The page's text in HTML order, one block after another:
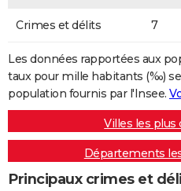
Crimes et délits 7
Les données rapportées aux
taux pour mille habitants (‰)
population fournis par l'Insee.
Villes les plus
Départements
Principaux crimes et